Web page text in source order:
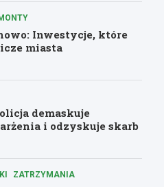
Inwestycje, które
miasta
demaskuje
i odzyskuje skarb
ZATRZYMANIA